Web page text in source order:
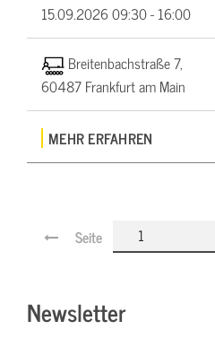
15.09.202609:30 - 16:00
Breitenbachstraße 7,
60487 Frankfurt am Main
MEHR ERFAHREN
Seite
Newsletter